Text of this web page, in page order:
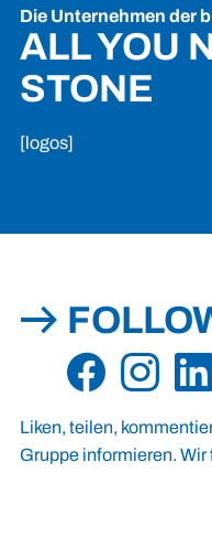
Die Unternehmen der
ALL YOU
STONE
[logos]
Liken, teilen,
Gruppe informieren. Wir